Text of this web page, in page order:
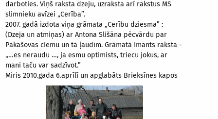
darboties. Viņš raksta dzeju, uzraksta arī rakstus MS
slimnieku avīzei „Cerība”.
2007. gadā izdota viņa grāmata „Cerību dziesma” :
(Dzeja un atmiņas) ar Antona Slišāna pēcvārdu par
Pakašovas ciemu un tā ļaudīm. Grāmatā Imants raksta -
„…es neraudu …, ja esmu optimists, triecu jokus, ar
mani taču var sadzīvot.”
Miris 2010.gada 6.aprīlī un apglabāts Brieksīnes kapos